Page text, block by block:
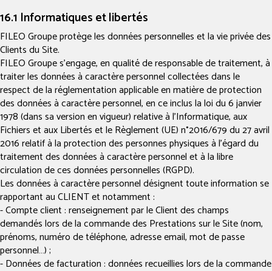
16.1 Informatiques et libertés
FILEO Groupe protège les données personnelles et la vie privée des
Clients du Site.
FILEO Groupe s’engage, en qualité de responsable de traitement, à
traiter les données à caractère personnel collectées dans le
respect de la réglementation applicable en matière de protection
des données à caractère personnel, en ce inclus la loi du 6 janvier
1978 (dans sa version en vigueur) relative à l'Informatique, aux
Fichiers et aux Libertés et le Règlement (UE) n°2016/679 du 27 avril
2016 relatif à la protection des personnes physiques à l’égard du
traitement des données à caractère personnel et à la libre
circulation de ces données personnelles (RGPD).
Les données à caractère personnel désignent toute information se
rapportant au CLIENT et notamment :
- Compte client : renseignement par le Client des champs
demandés lors de la commande des Prestations sur le Site (nom,
prénoms, numéro de téléphone, adresse email, mot de passe
personnel…) ;
- Données de facturation : données recueillies lors de la commande